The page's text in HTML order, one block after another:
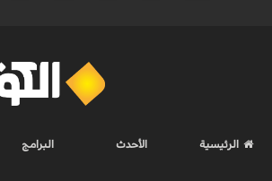
الرئيسية الأحدث البرامج